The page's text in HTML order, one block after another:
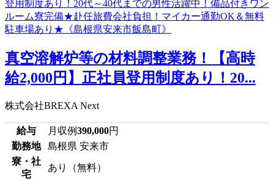
真空溶解炉等の材料調整業務！【高時
給2,000円】正社員登用制度あり！20...
株式会社BREXA Next
給与 月収例390,000円
勤務地
島根県 安来市
寮・社
宅
あり（無料）